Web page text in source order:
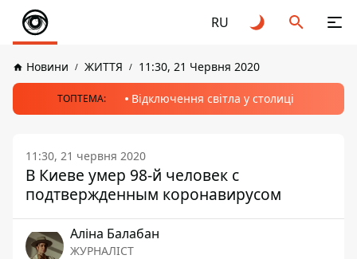
RU
Новини ЖИТТЯ 11:30, 21 Червня 2020
ТОПТЕМА: Відключення світла у столиці
11:30, 21 червня 2020
В Киеве умер 98-й человек с
подтвержденным коронавирусом
Аліна Балабан
ЖУРНАЛІСТ